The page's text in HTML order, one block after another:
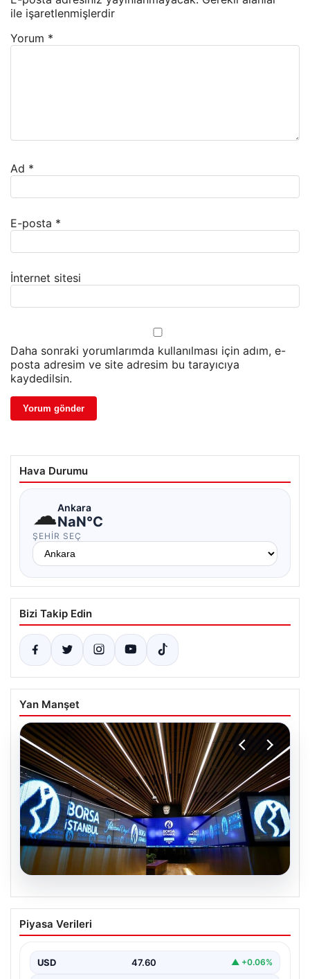
ile işaretlenmişlerdir
Yorum *
Ad *
E-posta *
İnternet sitesi
Daha sonraki yorumlarımda kullanılması için adım, e-
posta adresim ve site adresim bu tarayıcıya
kaydedilsin.
Hava Durumu
☁Ankara
NaN°C
ŞEHIR SEÇ
Bizi Takip Edin
Yan Manşet
Yatırım araçlarının haftalık performansı
nasıl oldu?
Piyasa Verileri
USD 47.60 ▲ +0.06%